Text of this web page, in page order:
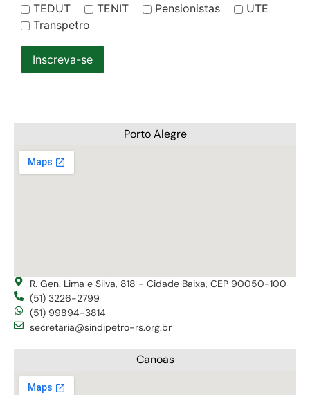
TEDUT
TENIT Pensionistas
UTE
Transpetro
Inscreva-se
Porto Alegre
R. Gen. Lima e Silva, 818 - Cidade Baixa, CEP 90050-100
(51) 3226-2799
(51) 99894-3814
secretaria@sindipetro-rs.org.br
Canoas